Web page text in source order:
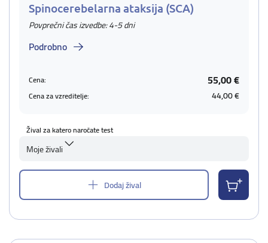
Spinocerebelarna ataksija (SCA)
Povprečni čas izvedbe: 4-5 dni
Podrobno
Cena: 55,00 €
Cena za vzreditelje: 44,00 €
Žival za katero naročate test
Moje živali
Dodaj žival